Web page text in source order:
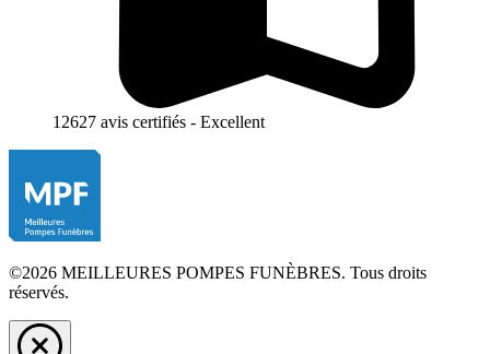
12627 avis certifiés - Excellent
©2026 MEILLEURES POMPES FUNÈBRES. Tous droits
réservés.